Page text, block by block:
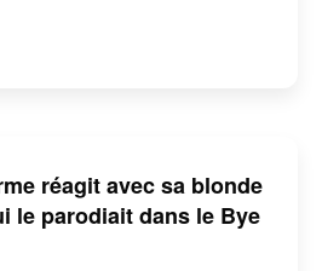
réagit avec sa blonde
le parodiait dans le Bye